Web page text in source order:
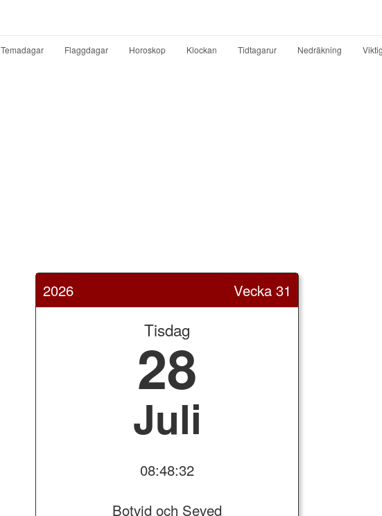
Temadagar Flaggdagar Horoskop Klockan Tidtagarur Nedräkning
2026 Vecka 31
Tisdag
28
Juli
08:48:32
Botvid och Seved